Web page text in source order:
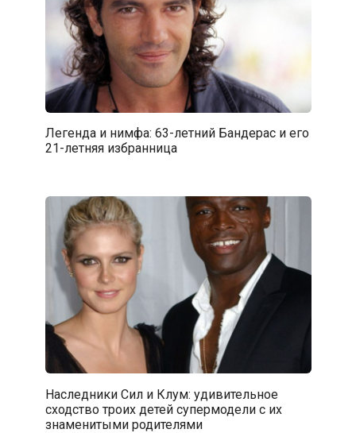
Легенда и нимфа: 63-летний Бандерас и его
21-летняя избранница
Наследники Сил и Клум: удивительное
сходство троих детей супермодели с их
знаменитыми родителями